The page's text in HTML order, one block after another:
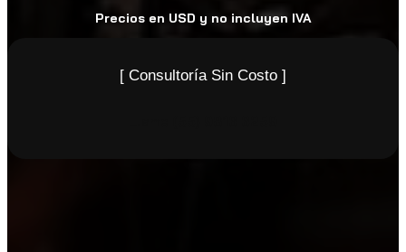
Precios en USD y no incluyen IVA
[ Consultoría Sin Costo ]